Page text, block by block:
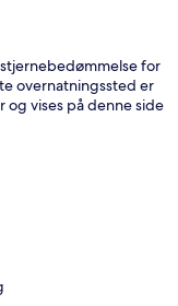
for
overnatningssted er
vises på denne side